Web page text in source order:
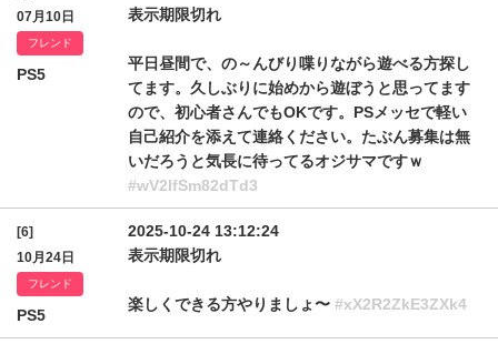
07月10日
フレンド
PS5
表示期限切れ
平日昼間で、の～んびり喋りながら遊べる方探し
てます。久しぶりに始めから遊ぼうと思ってます
ので、初心者さんでもOKです。PSメッセで軽い
自己紹介を添えて連絡ください。たぶん募集は無
いだろうと気長に待ってるオジサマですｗ
#wV2lfSm82dTd3
[6]
10月24日
フレンド
PS5
2025-10-24 13:12:24
表示期限切れ
楽しくできる方やりましょ〜 #xX2R2ZkE3ZXk4